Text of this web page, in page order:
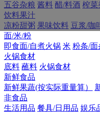
五谷杂粮 酱料 醋/料酒 榨菜
饮料果汁
凉粉甜粥 果味饮料 豆浆/咖
面/米/粉
即食面/自煮火锅 米 粉条/面
火锅食材
底料 蘸料 火锅食材
新鲜食品
新鲜果蔬(按实际重量算）
非食品
生活用品 餐具/日用品 娱乐